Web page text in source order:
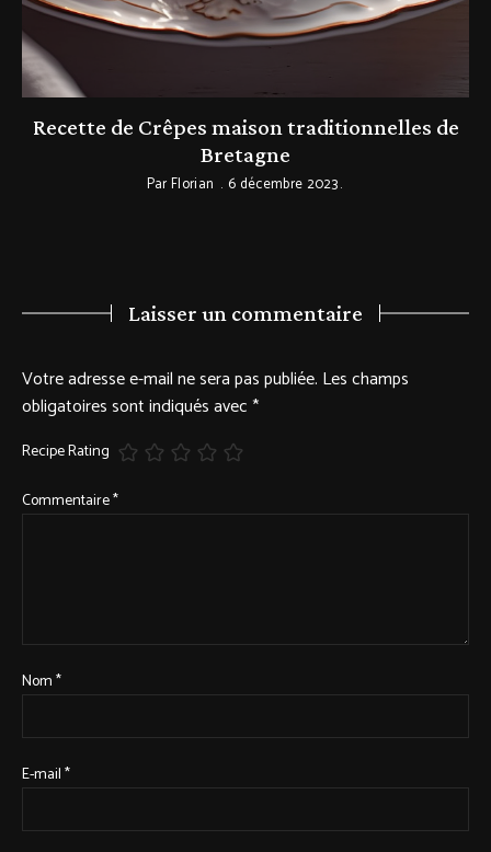
Recette de Crêpes maison traditionnelles de
Bretagne
ParFlorian 6 décembre 2023
Laisser un commentaire
Votre adresse e-mail ne sera pas publiée. Les champs
obligatoires sont indiqués avec*
Recipe Rating
Commentaire*
Nom*
E-mail*